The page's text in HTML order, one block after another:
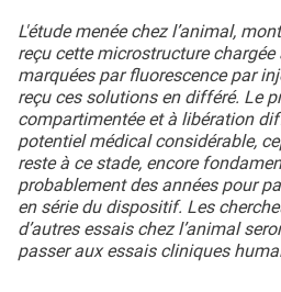
L'étude menée chez l’animal,
reçu cette microstructure
marquées par fluorescence par
reçu ces solutions en différé. Le
compartimentée et à libération
potentiel médical considérable,
reste à ce stade, encore
probablement des années pour
en série du dispositif. Les
d’autres essais chez l’animal
passer aux essais cliniques